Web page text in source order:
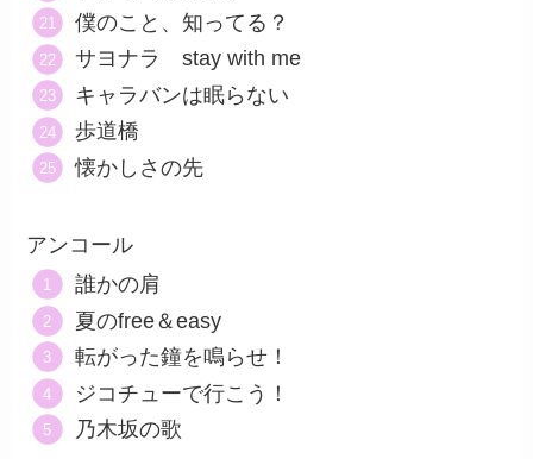
僕のこと、知ってる？
サヨナラ stay with me
キャラバンは眠らない
歩道橋
懐かしさの先
アンコール
誰かの肩
夏のfree＆easy
転がった鐘を鳴らせ！
ジコチューで行こう！
乃木坂の歌